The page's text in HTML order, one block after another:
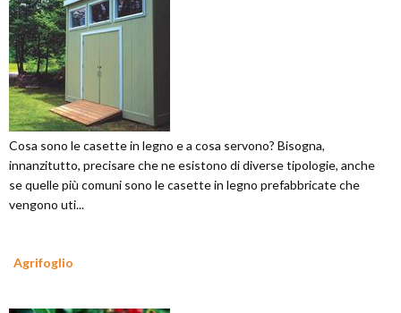
Cosa sono le casette in legno e a cosa servono? Bisogna,
innanzitutto, precisare che ne esistono di diverse tipologie, anche
se quelle più comuni sono le casette in legno prefabbricate che
vengono uti...
Agrifoglio